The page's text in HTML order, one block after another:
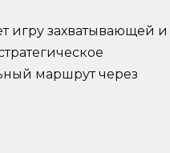
игру захватывающей и
маршрут через